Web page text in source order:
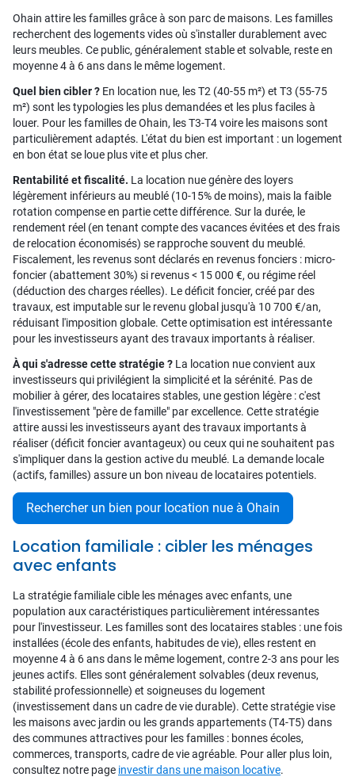
Ohain attire les familles grâce à son parc de maisons. Les familles
recherchent des logements vides où s'installer durablement avec
leurs meubles. Ce public, généralement stable et solvable, reste en
moyenne 4 à 6 ans dans le même logement.
Quel bien cibler ? En location nue, les T2 (40-55 m²) et T3 (55-75
m²) sont les typologies les plus demandées et les plus faciles à
louer. Pour les familles de Ohain, les T3-T4 voire les maisons sont
particulièrement adaptés. L'état du bien est important : un logement
en bon état se loue plus vite et plus cher.
Rentabilité et fiscalité. La location nue génère des loyers
légèrement inférieurs au meublé (10-15% de moins), mais la faible
rotation compense en partie cette différence. Sur la durée, le
rendement réel (en tenant compte des vacances évitées et des frais
de relocation économisés) se rapproche souvent du meublé.
Fiscalement, les revenus sont déclarés en revenus fonciers : micro-
foncier (abattement 30%) si revenus < 15 000 €, ou régime réel
(déduction des charges réelles). Le déficit foncier, créé par des
travaux, est imputable sur le revenu global jusqu'à 10 700 €/an,
réduisant l'imposition globale. Cette optimisation est intéressante
pour les investisseurs ayant des travaux importants à réaliser.
À qui s'adresse cette stratégie ? La location nue convient aux
investisseurs qui privilégient la simplicité et la sérénité. Pas de
mobilier à gérer, des locataires stables, une gestion légère : c'est
l'investissement "père de famille" par excellence. Cette stratégie
attire aussi les investisseurs ayant des travaux importants à
réaliser (déficit foncier avantageux) ou ceux qui ne souhaitent pas
s'impliquer dans la gestion active du meublé. La demande locale
(actifs, familles) assure un bon niveau de locataires potentiels.
Rechercher un bien pour location nue à Ohain
Location familiale : cibler les ménages
avec enfants
La stratégie familiale cible les ménages avec enfants, une
population aux caractéristiques particulièrement intéressantes
pour l'investisseur. Les familles sont des locataires stables : une fois
installées (école des enfants, habitudes de vie), elles restent en
moyenne 4 à 6 ans dans le même logement, contre 2-3 ans pour les
jeunes actifs. Elles sont généralement solvables (deux revenus,
stabilité professionnelle) et soigneuses du logement
(investissement dans un cadre de vie durable). Cette stratégie vise
les maisons avec jardin ou les grands appartements (T4-T5) dans
des communes attractives pour les familles : bonnes écoles,
commerces, transports, cadre de vie agréable. Pour aller plus loin,
consultez notre page investir dans une maison locative.